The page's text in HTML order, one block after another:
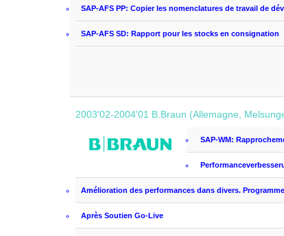
SAP-AFS PP: Copier les nomenclatures de travail de
SAP-AFS SD: Rapport pour les stocks en consignation
2003'02-2004'01 B.Braun (Allemagne,
SAP-WM:
Amélioration des performances dans divers.
Après Soutien Go-Live